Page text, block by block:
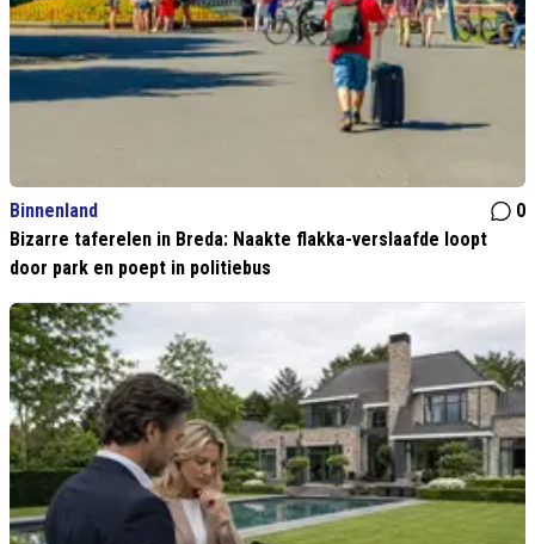
Binnenland
0
Bizarre taferelen in Breda: Naakte flakka-verslaafde loopt
door park en poept in politiebus